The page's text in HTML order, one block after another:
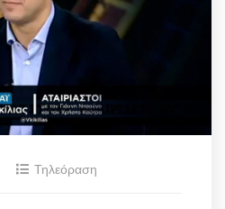
Τηλεόραση